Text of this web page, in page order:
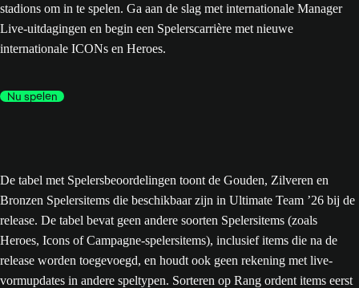
stadions om in te spelen. Ga aan de slag met internationale Manager
Live-uitdagingen en begin een Spelerscarrière met nieuwe
internationale ICONs en Heroes.
Nu spelen
De tabel met Spelersbeoordelingen toont de Gouden, Zilveren en
Bronzen Spelersitems die beschikbaar zijn in Ultimate Team ’26 bij de
release. De tabel bevat geen andere soorten Spelersitems (zoals
Heroes, Icons of Campagne-spelersitems), inclusief items die na de
release worden toegevoegd, en houdt ook geen rekening met live-
vormupdates in andere speltypen. Sorteren op Rang ordent items eerst